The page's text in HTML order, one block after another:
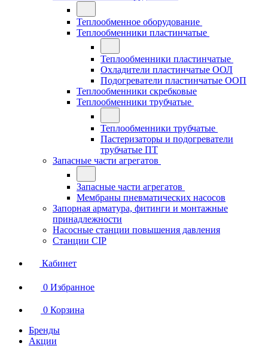
Теплообменное оборудование
Теплообменники пластинчатые
Теплообменники пластинчатые
Охладители пластинчатые ООЛ
Подогреватели пластинчатые ООП
Теплообменники скребковые
Теплообменники трубчатые
Теплообменники трубчатые
Пастеризаторы и подогреватели
трубчатые ПТ
Запасные части агрегатов
Запасные части агрегатов
Мембраны пневматических насосов
Запорная арматура, фитинги и монтажные
принадлежности
Насосные станции повышения давления
Станции CIP
Кабинет
0 Избранное
0 Корзина
Бренды
Акции